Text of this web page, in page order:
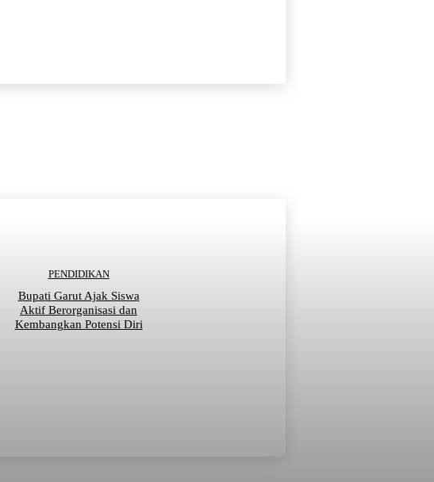
PENDIDIKAN
Bupati Garut Ajak Siswa
Aktif Berorganisasi dan
Kembangkan Potensi Diri